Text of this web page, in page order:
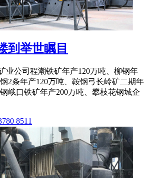
到举世瞩目
业公司程潮铁矿年产120万吨、柳钢年
2条年产120万吨、鞍钢弓长岭矿二期年
峨口铁矿年产200万吨、攀枝花钢城企
8511